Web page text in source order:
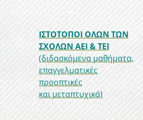
ΙΣΤΟΤΟΠΟΙ ΟΛΩΝ ΤΩΝ
ΣΧΟΛΩΝ ΑΕΙ & ΤΕΙ
(διδασκόμενα μαθήματα,
επαγγελματικές
προοπτικές
και μεταπτυχικά)